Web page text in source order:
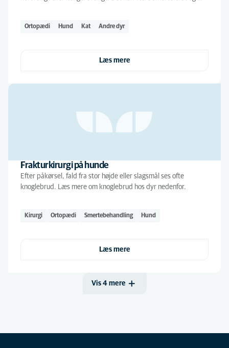
Ortopædi Hund Kat Andre dyr
Læs mere
Frakturkirurgi på hunde
Efter påkørsel, fald fra stor højde eller slagsmål ses ofte
knoglebrud. Læs mere om knoglebrud hos dyr nedenfor.
Kirurgi Ortopædi Smertebehandling Hund
Læs mere
Vis 4 mere